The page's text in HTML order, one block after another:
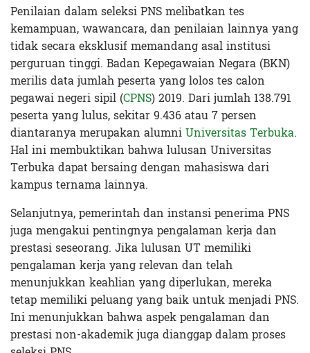
Penilaian dalam seleksi PNS melibatkan tes
kemampuan, wawancara, dan penilaian lainnya yang
tidak secara eksklusif memandang asal institusi
perguruan tinggi. Badan Kepegawaian Negara (BKN)
merilis data jumlah peserta yang lolos tes calon
pegawai negeri sipil (CPNS) 2019. Dari jumlah 138.791
peserta yang lulus, sekitar 9.436 atau 7 persen
diantaranya merupakan alumniUniversitas Terbuka.
Hal ini membuktikan bahwa lulusan Universitas
Terbuka dapat bersaing dengan mahasiswa dari
kampus ternama lainnya.
Selanjutnya, pemerintah dan instansi penerima PNS
juga mengakui pentingnya pengalaman kerja dan
prestasi seseorang. Jika lulusan UT memiliki
pengalaman kerja yang relevan dan telah
menunjukkan keahlian yang diperlukan, mereka
tetap memiliki peluang yang baik untuk menjadi PNS.
Ini menunjukkan bahwa aspek pengalaman dan
prestasi non-akademik juga dianggap dalam proses